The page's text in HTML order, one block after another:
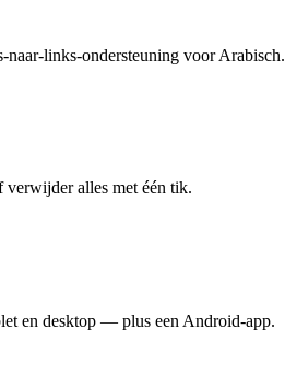
links-ondersteuning voor Arabisch.
alles met één tik.
en desktop — plus een Android-app.